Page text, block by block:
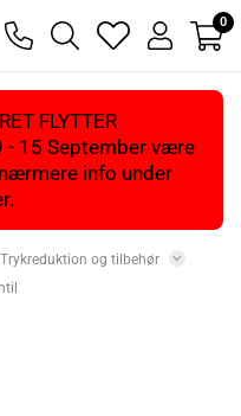
phone
magnifying
glass
heart
light
user
light
0
FLYTTER
- 15 September være
info under
og tilbehør